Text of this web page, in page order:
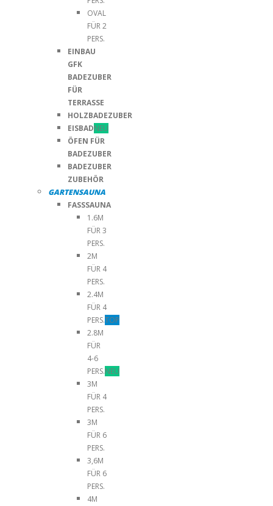
OVAL
FÜR 2
PERS.
EINBAU
GFK
BADEZUBER
FÜR
TERRASSE
HOLZBADEZUBER
EISBADNEU
ÖFEN FÜR
BADEZUBER
BADEZUBER
ZUBEHÖR
GARTENSAUNA
FASSSAUNA
1.6M
FÜR 3
PERS.
2M
FÜR 4
PERS.
2.4M
FÜR 4
PERS.TOP
2.8M
FÜR
4-6
PERS.NEU
3M
FÜR 4
PERS.
3M
FÜR 6
PERS.
3,6M
FÜR 6
PERS.
4M